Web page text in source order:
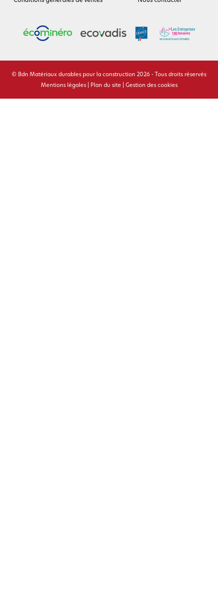
© Bdn Matériaux durables pour la construction 2026 - Tous droits réservés
Mentions légales| Plan du site Gestion des cookies